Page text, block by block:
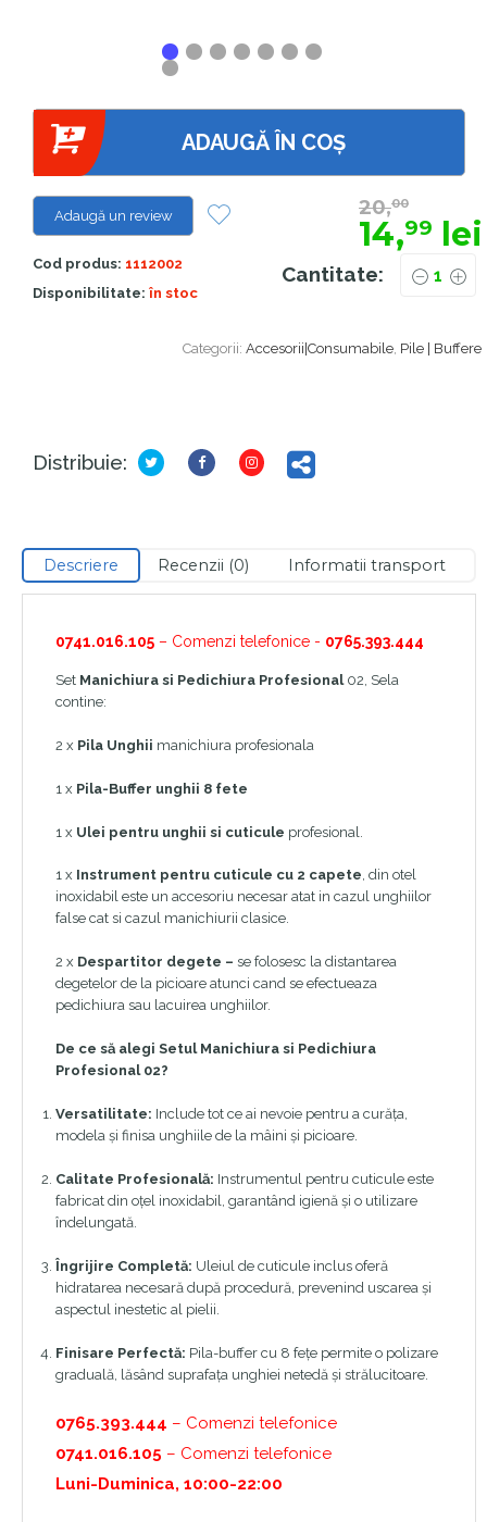
Categorii: Accesorii|Consumabile, Pile | Buffere
ADAUGĂ ÎN COȘ
Cantitate:
Adaugă un review
Cod produs: 1112002
Disponibilitate: în stoc
20,00
14,99 lei
Distribuie:
Descriere Recenzii (0) Informatii transport
0741.016.105 – Comenzi telefonice - 0765.393.444
Set Manichiura si Pedichiura Profesional02, Sela
contine:
2 x Pila Unghii manichiura profesionala
1 x Pila-Buffer unghii 8 fete
1 x Ulei pentru unghii si cuticule profesional.
1 x Instrument pentru cuticule cu 2 capete, din otel
inoxidabil este un accesoriu necesar atat in cazul unghiilor
false cat si cazul manichiurii clasice.
2 x Despartitor degete – se folosesc la distantarea
degetelor de la picioare atunci cand se efectueaza
pedichiura sau lacuirea unghiilor.
De ce să alegi Setul Manichiura si Pedichiura
Profesional 02?
Versatilitate: Include tot ce ai nevoie pentru a curăța,
modela și finisa unghiile de la mâini și picioare.
Calitate Profesională: Instrumentul pentru cuticule este
fabricat din oțel inoxidabil, garantând igienă și o utilizare
îndelungată.
Îngrijire Completă: Uleiul de cuticule inclus oferă
hidratarea necesară după procedură, prevenind uscarea și
aspectul inestetic al pielii.
Finisare Perfectă: Pila-buffer cu 8 fețe permite o polizare
graduală, lăsând suprafața unghiei netedă și strălucitoare.
0765.393.444 – Comenzi telefonice
0741.016.105 – Comenzi telefonice
Luni-Duminica, 10:00-22:00